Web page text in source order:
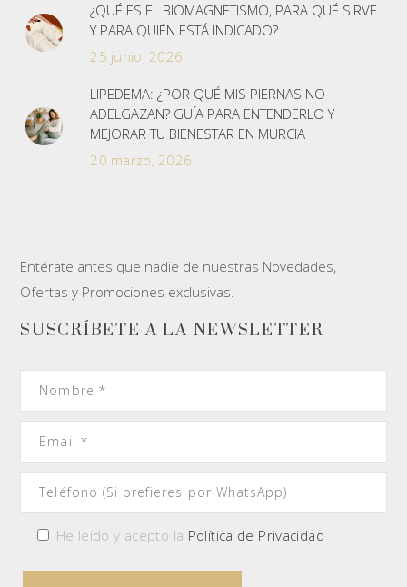
¿QUÉ ES EL BIOMAGNETISMO, PARA QUÉ SIRVE
Y PARA QUIÉN ESTÁ INDICADO?
25 junio, 2026
LIPEDEMA: ¿POR QUÉ MIS PIERNAS NO
ADELGAZAN? GUÍA PARA ENTENDERLO Y
MEJORAR TU BIENESTAR EN MURCIA
20 marzo, 2026
Entérate antes que nadie de nuestras Novedades,
Ofertas y Promociones exclusivas.
SUSCRÍBETE A LA NEWSLETTER
He leído y acepto la Política de Privacidad